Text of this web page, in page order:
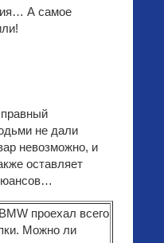
А самое
не дали
невозможно, и
оставляет